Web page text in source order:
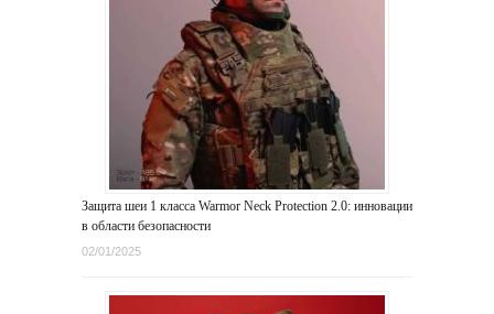
Защита шеи 1 класса Warmor Neck Protection 2.0: инновации
в области безопасности
02/01/2025